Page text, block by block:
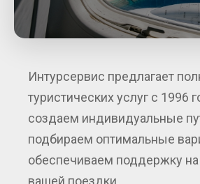
Интурсервис предлагает
туристических услуг с 1996
создаем индивидуальные
подбираем оптимальные
обеспечиваем поддержку на
вашей поездки.